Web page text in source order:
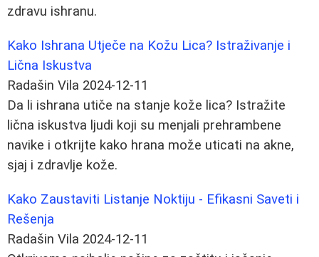
zdravu ishranu.
Kako Ishrana Utječe na Kožu Lica? Istraživanje i
Lična Iskustva
Radašin Vila 2024-12-11
Da li ishrana utiče na stanje kože lica? Istražite
lična iskustva ljudi koji su menjali prehrambene
navike i otkrijte kako hrana može uticati na akne,
sjaj i zdravlje kože.
Kako Zaustaviti Listanje Noktiju - Efikasni Saveti i
Rešenja
Radašin Vila 2024-12-11